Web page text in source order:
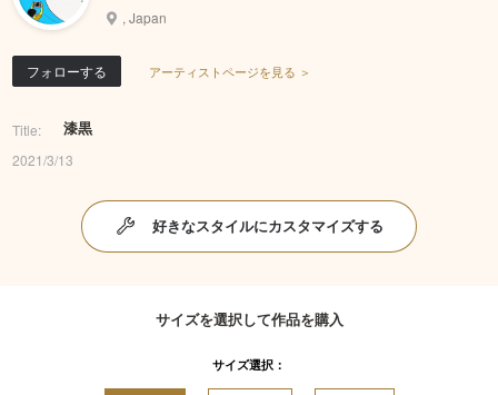
, Japan
フォローする アーティストページを見る ＞
Title: 漆黒
2021/3/13
好きなスタイルにカスタマイズする
サイズを選択して作品を購入
サイズ選択：